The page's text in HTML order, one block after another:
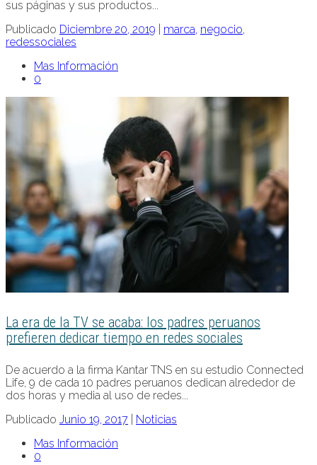
sus páginas y sus productos...
Publicado Diciembre 20, 2019 marca, negocio,
redessociales
Mas Información
0
La era de la TV se acaba: los padres peruanos
prefieren dedicar tiempo en redes sociales
De acuerdo a la firma Kantar TNS en su estudio Connected
Life, 9 de cada 10 padres peruanos dedican alrededor de
dos horas y media al uso de redes...
Publicado Junio 19, 2017
Noticias
Mas Información
0